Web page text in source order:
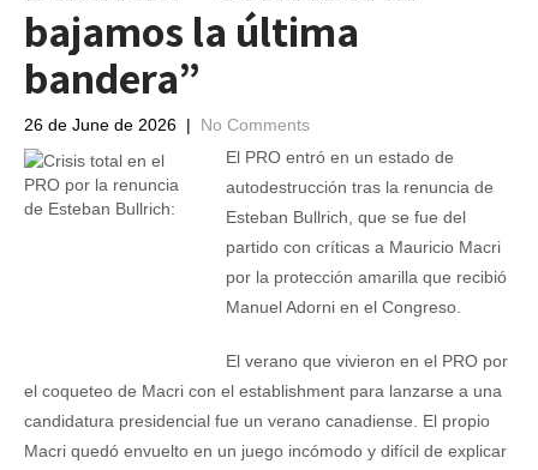
bajamos la última
bandera”
26 de June de 2026 | No Comments
El PRO entró en un estado de
autodestrucción tras la renuncia de
Esteban Bullrich, que se fue del
partido con críticas a Mauricio Macri
por la protección amarilla que recibió
Manuel Adorni en el Congreso.
El verano que vivieron en el PRO por
el coqueteo de Macri con el establishment para lanzarse a una
candidatura presidencial fue un verano canadiense. El propio
Macri quedó envuelto en un juego incómodo y difícil de explicar